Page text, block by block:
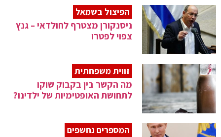
הפיצול בשמאל
ניסנקורן מצטרף לחולדאי – גנץ
צפוי לפטרו
זווית משפחתית
מה הקשר בין בקבוק שוקו
לתחושת האופטימיות של ילדינו?
המספרים נחשפים